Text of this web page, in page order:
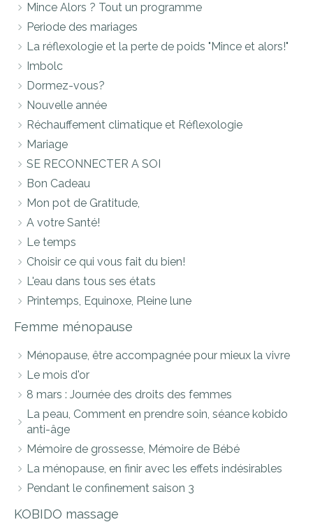
Mince Alors ? Tout un programme
Periode des mariages
La réflexologie et la perte de poids "Mince et alors!"
Imbolc
Dormez-vous?
Nouvelle année
Réchauffement climatique et Réflexologie
Mariage
SE RECONNECTER A SOI
Bon Cadeau
Mon pot de Gratitude,
A votre Santé!
Le temps
Choisir ce qui vous fait du bien!
L'eau dans tous ses états
Printemps, Equinoxe, Pleine lune
Femme ménopause
Ménopause, être accompagnée pour mieux la vivre
Le mois d'or
8 mars : Journée des droits des femmes
La peau, Comment en prendre soin, séance kobido
anti-âge
Mémoire de grossesse, Mémoire de Bébé
La ménopause, en finir avec les effets indésirables
Pendant le confinement saison 3
KOBIDO massage